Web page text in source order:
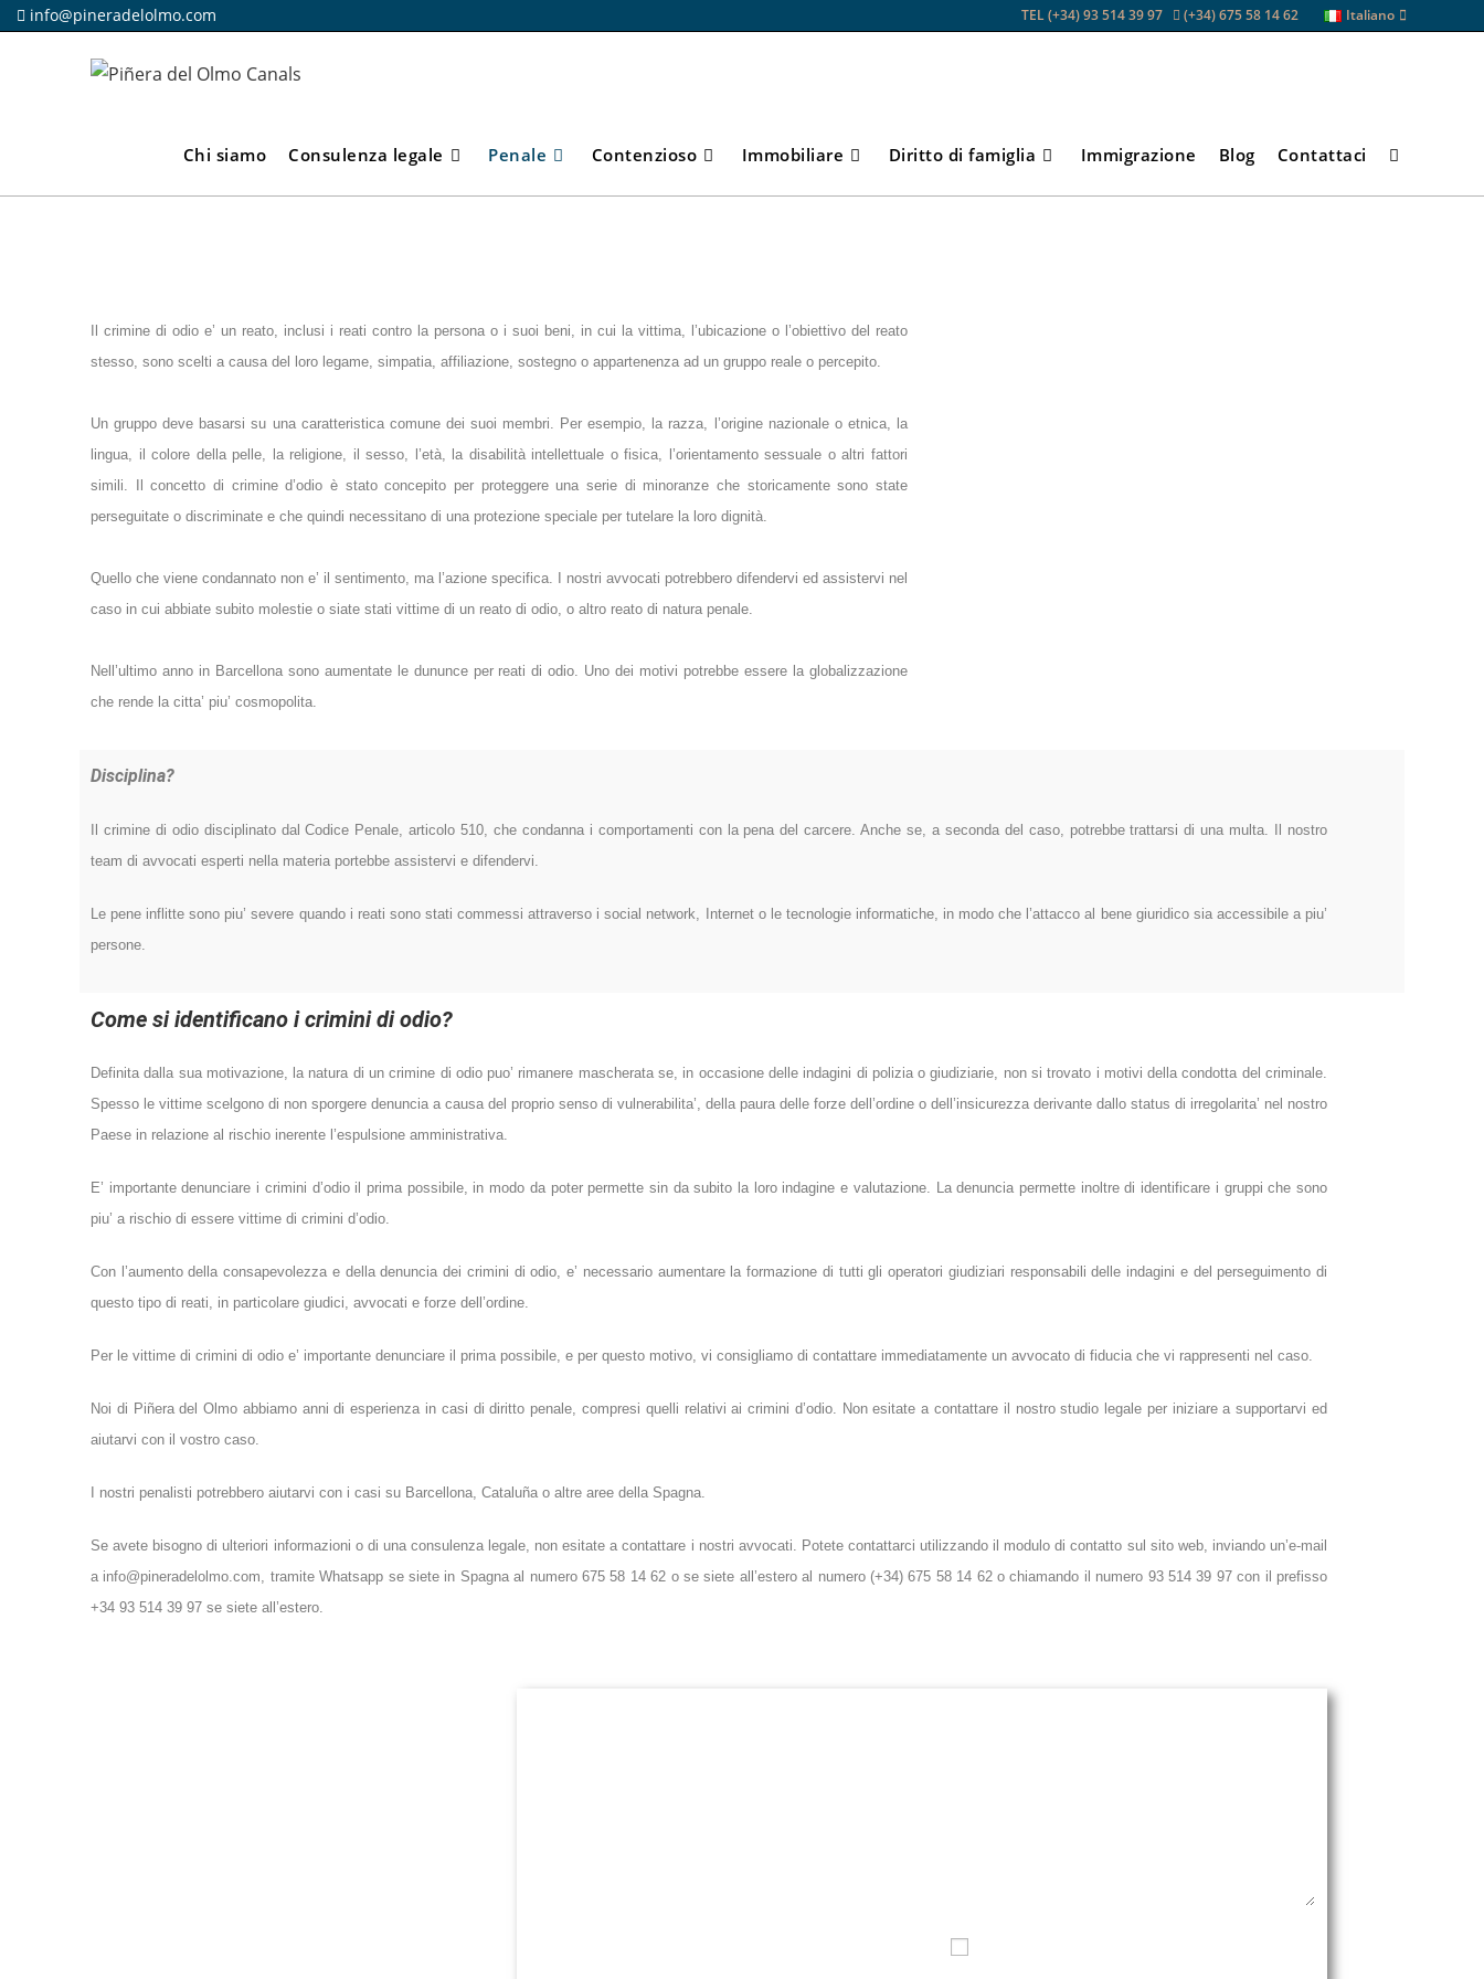
TEL (+34) 93 514 39 97 (+34) 675 58 14 62 Italiano
info@pineradelolmo.com
Chi siamo Consulenza legale Penale Contenzioso Immobiliare Diritto di famiglia Immigrazione Blog Contattaci
Il crimine di odio e’ un reato, inclusi i reati contro la persona o i suoi beni, in cui la vittima, l’ubicazione o l’obiettivo del reato
stesso, sono scelti a causa del loro legame, simpatia, affiliazione, sostegno o appartenenza ad un gruppo reale o percepito.
Un gruppo deve basarsi su una caratteristica comune dei suoi membri. Per esempio, la razza, l’origine nazionale o etnica, la
lingua, il colore della pelle, la religione, il sesso, l’età, la disabilità intellettuale o fisica, l’orientamento sessuale o altri fattori
simili. Il concetto di crimine d’odio è stato concepito per proteggere una serie di minoranze che storicamente sono state
perseguitate o discriminate e che quindi necessitano di una protezione speciale per tutelare la loro dignità.
Quello che viene condannato non e’ il sentimento, ma l’azione specifica. I nostri avvocati potrebbero difendervi ed assistervi nel
caso in cui abbiate subito molestie o siate stati vittime di un reato di odio, o altro reato di natura penale.
Nell’ultimo anno in Barcellona sono aumentate le dununce per reati di odio. Uno dei motivi potrebbe essere la globalizzazione
che rende la citta’ piu’ cosmopolita.
Disciplina?
Il crimine di odio disciplinato dal Codice Penale, articolo 510, che condanna i comportamenti con la pena del carcere. Anche se, a seconda del caso, potrebbe trattarsi di una multa. Il nostro
team di avvocati esperti nella materia portebbe assistervi e difendervi.
Le pene inflitte sono piu’ severe quando i reati sono stati commessi attraverso i social network, Internet o le tecnologie informatiche, in modo che l’attacco al bene giuridico sia accessibile a piu’
persone.
Come si identificano i crimini di odio?
Definita dalla sua motivazione, la natura di un crimine di odio puo’ rimanere mascherata se, in occasione delle indagini di polizia o giudiziarie, non si trovato i motivi della condotta del criminale.
Spesso le vittime scelgono di non sporgere denuncia a causa del proprio senso di vulnerabilita’, della paura delle forze dell’ordine o dell’insicurezza derivante dallo status di irregolarita’ nel nostro
Paese in relazione al rischio inerente l’espulsione amministrativa.
E’ importante denunciare i crimini d’odio il prima possibile, in modo da poter permette sin da subito la loro indagine e valutazione. La denuncia permette inoltre di identificare i gruppi che sono
piu’ a rischio di essere vittime di crimini d’odio.
Con l’aumento della consapevolezza e della denuncia dei crimini di odio, e’ necessario aumentare la formazione di tutti gli operatori giudiziari responsabili delle indagini e del perseguimento di
questo tipo di reati, in particolare giudici, avvocati e forze dell’ordine.
Per le vittime di crimini di odio e’ importante denunciare il prima possibile, e per questo motivo, vi consigliamo di contattare immediatamente un avvocato di fiducia che vi rappresenti nel caso.
Noi di Piñera del Olmo abbiamo anni di esperienza in casi di diritto penale, compresi quelli relativi ai crimini d’odio. Non esitate a contattare il nostro studio legale per iniziare a supportarvi ed
aiutarvi con il vostro caso.
I nostri penalisti potrebbero aiutarvi con i casi su Barcellona, Cataluña o altre aree della Spagna.
Se avete bisogno di ulteriori informazioni o di una consulenza legale, non esitate a contattare i nostri avvocati. Potete contattarci utilizzando il modulo di contatto sul sito web, inviando un’e-mail
a info@pineradelolmo.com, tramite Whatsapp se siete in Spagna al numero 675 58 14 62 o se siete all’estero al numero (+34) 675 58 14 62 o chiamando il numero 93 514 39 97 con il prefisso
+34 93 514 39 97 se siete all’estero.